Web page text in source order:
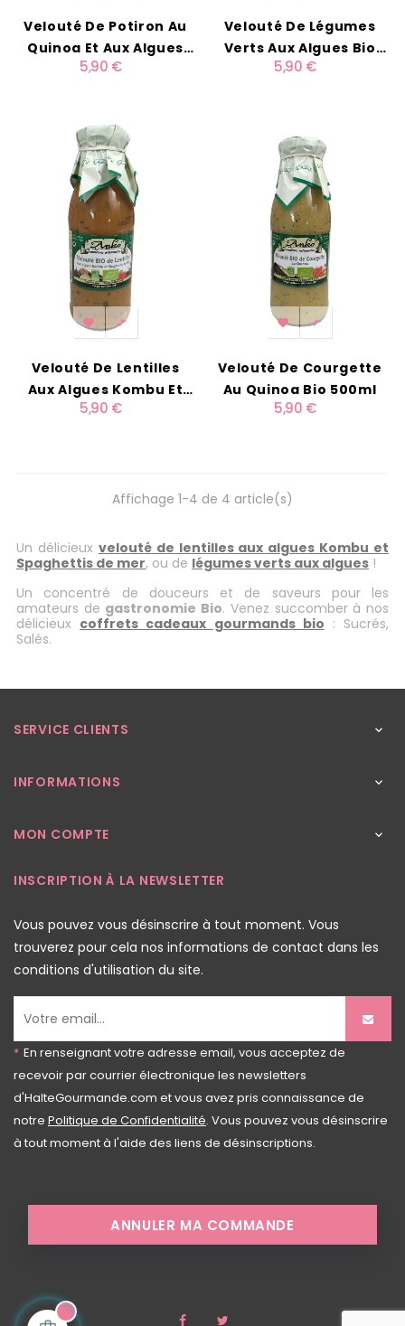
Velouté De Potiron Au
Quinoa Et Aux Algues
Kombu
5,90 €
Velouté De Légumes
Verts Aux Algues Bio
500ml
5,90 €
 
Velouté De Lentilles
Aux Algues Kombu Et
Spaghettis De Mer Bio
5,90 €
 
Velouté De Courgette
Au Quinoa Bio 500ml
5,90 €
Affichage 1-4 de 4 article(s)
Un délicieux velouté de lentilles aux algues Kombu et
Spaghettis de mer, ou de légumes verts aux algues !
Un concentré de douceurs et de saveurs pour les
amateurs de gastronomie Bio. Venez succomber à nos
délicieux coffrets cadeaux gourmands bio : Sucrés,
Salés.
SERVICE CLIENTS 
INFORMATIONS 
MON COMPTE 
INSCRIPTION À LA NEWSLETTER
Vous pouvez vous désinscrire à tout moment. Vous
trouverez pour cela nos informations de contact dans les
conditions d'utilisation du site.
* En renseignant votre adresse email, vous acceptez de
recevoir par courrier électronique les newsletters
d'HalteGourmande.com et vous avez pris connaissance de
notre Politique de Confidentialité. Vous pouvez vous désinscrire
à tout moment à l'aide des liens de désinscriptions.
ANNULER MA COMMANDE
Facebook